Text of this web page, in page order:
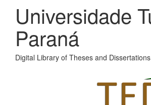
Universidade
Paraná
Digital Library of Theses and Dissertations